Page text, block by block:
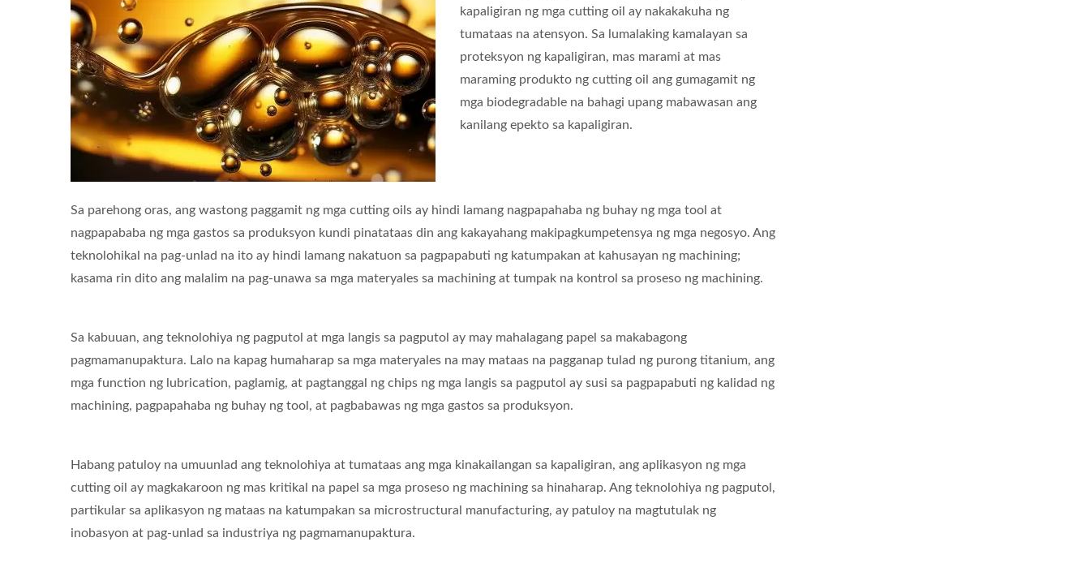
kapaligiran ng mga cutting oil ay nakakakuha ng
tumataas na atensyon. Sa lumalaking kamalayan sa
proteksyon ng kapaligiran, mas marami at mas
maraming produkto ng cutting oil ang gumagamit ng
mga biodegradable na bahagi upang mabawasan ang
kanilang epekto sa kapaligiran.
Sa parehong oras, ang wastong paggamit ng mga cutting oils ay hindi lamang nagpapahaba ng buhay ng mga tool at
nagpapababa ng mga gastos sa produksyon kundi pinatataas din ang kakayahang makipagkumpetensya ng mga negosyo. Ang
teknolohikal na pag-unlad na ito ay hindi lamang nakatuon sa pagpapabuti ng katumpakan at kahusayan ng machining;
kasama rin dito ang malalim na pag-unawa sa mga materyales sa machining at tumpak na kontrol sa proseso ng machining.
Sa kabuuan, ang teknolohiya ng pagputol at mga langis sa pagputol ay may mahalagang papel sa makabagong
pagmamanupaktura. Lalo na kapag humaharap sa mga materyales na may mataas na pagganap tulad ng purong titanium, ang
mga function ng lubrication, paglamig, at pagtanggal ng chips ng mga langis sa pagputol ay susi sa pagpapabuti ng kalidad ng
machining, pagpapahaba ng buhay ng tool, at pagbabawas ng mga gastos sa produksyon.
Habang patuloy na umuunlad ang teknolohiya at tumataas ang mga kinakailangan sa kapaligiran, ang aplikasyon ng mga
cutting oil ay magkakaroon ng mas kritikal na papel sa mga proseso ng machining sa hinaharap. Ang teknolohiya ng pagputol,
partikular sa aplikasyon ng mataas na katumpakan sa microstructural manufacturing, ay patuloy na magtutulak ng
inobasyon at pag-unlad sa industriya ng pagmamanupaktura.